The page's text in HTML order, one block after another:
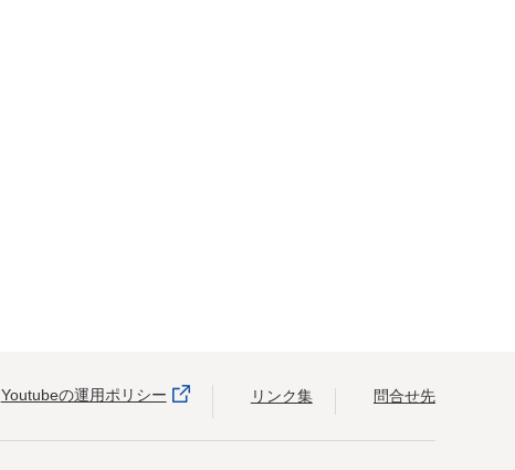
Youtubeの運用ポリシー リンク集 問合せ先